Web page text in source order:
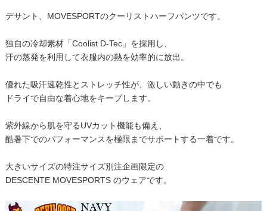
デサント、MOVESPORTのクーリストハーフパンツです。
独自の冷却素材「Coolist D-Tec」を採用し、
汗の蒸発を利用して衣服内の熱を効率的に放出。
優れた吸汗速乾性とストレッチ性が、激しい動きの中でも
ドライで自由な着心地をキープします。
紫外線から肌を守るUVカット機能も備え、
酷暑下でのパフォーマンスを極限までサポートする一着です。
大きいサイズの特注サイズ別注企画限定の
DESCENTE MOVESPORTS のウェアです。